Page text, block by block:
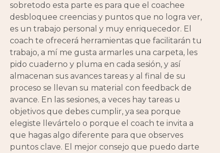
sobretodo esta parte es para que el coachee
desbloquee creencias y puntos que no logra ver,
es un trabajo personal y muy enriquecedor. El
coach te ofrecerá herramientas que facilitarán tu
trabajo, a mí me gusta armarles una carpeta, les
pido cuaderno y pluma en cada sesión, y así
almacenan sus avances tareas y al final de su
proceso se llevan su material con feedback de
avance. En las sesiones, a veces hay tareas u
objetivos que debes cumplir, ya sea porque
elegiste llevártelo o porque el coach te invita a
que hagas algo diferente para que observes
puntos clave. El mejor consejo que puedo darte